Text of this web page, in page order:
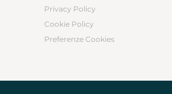
Privacy Policy
Cookie Policy
Preferenze Cookies